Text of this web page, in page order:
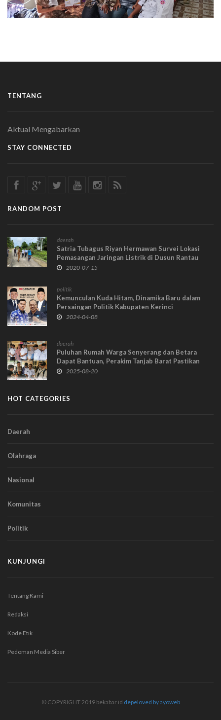
TENTANG
Aktual Mengabarkan
STAY CONNECTED
RANDOM POST
daerah
Satria Tubagus Riyan Hermawan Survei Lokasi
Pemasangan Jaringan Listrik di Dusun Rantau
Panjang
2020-07-15
politik
Kemunculan Kuda Hitam, Dinamika Baru dalam
Persaingan Politik Kabupaten Kerinci
2024-04-08
daerah
Puluhan Rumah Warga Senyerang dan Betara
Dapat Bantuan, Perakim Tanjab Barat Pastikan
Program RTLH Tepat Sasaran
2025-08-20
HOT CATEGORIES
Daerah
Olahraga
Nasional
Komunitas
Politik
KUNJUNGI
Tentang Kami
Redaksi
Kode Etik
Pedoman Media Siber
© COPYRIGHT 2019 bekabar.id depeloved by ayoweb